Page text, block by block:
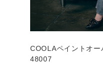
COOLAペイントオ
48007